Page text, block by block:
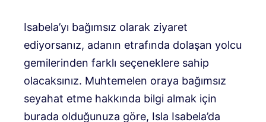
Isabela’yı bağımsız olarak ziyaret
ediyorsanız, adanın etrafında dolaşan yolcu
gemilerinden farklı seçeneklere sahip
olacaksınız. Muhtemelen oraya bağımsız
seyahat etme hakkında bilgi almak için
burada olduğunuza göre, Isla Isabela’da